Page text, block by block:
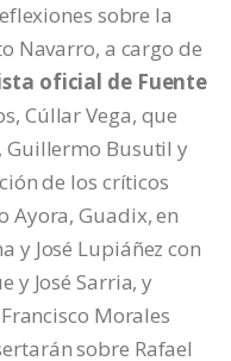
sobre la
Navarro, a cargo de
oficial de Fuente
Cúllar Vega, que
Guillermo Busutil y
de los críticos
Ayora, Guadix, en
y José Lupiáñez con
y José Sarria, y
Morales
sobre Rafael